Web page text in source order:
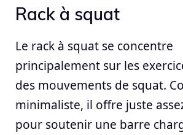
Rack à squat
Le rack à squat se concentre
principalement sur les
des mouvements de squat.
minimaliste, il offre juste
pour soutenir une barre